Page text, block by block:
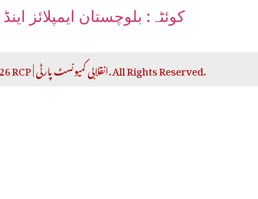
کوئٹہ: بلوچستان ایمپلائز
Copyright © 2026 RCP | انقلابی کمیونسٹ پارٹی. All Rights Reserved.